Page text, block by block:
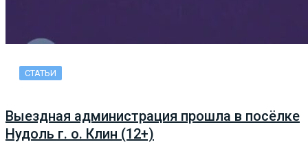
СТАТЬИ
Выездная администрация прошла в посёлке
Нудоль г. о. Клин (12+)